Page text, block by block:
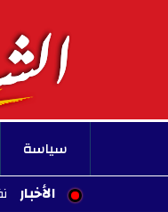
سياسة
الأخبار
جرزونة.. الاحتفاظ